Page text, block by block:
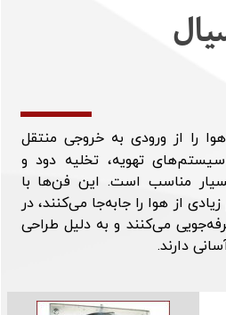
هوا را از ورودی به خروجی منتقل
تهویه، تخلیه دود و
مناسب است. این فن‌ها با
از هوا را جابه‌جا می‌کنند، در
می‌کنند و به دلیل طراحی
دارند.